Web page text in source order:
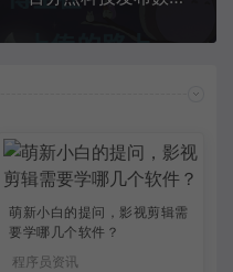
萌新小白的提问，影视剪辑需
要学哪几个软件？
程序员资讯